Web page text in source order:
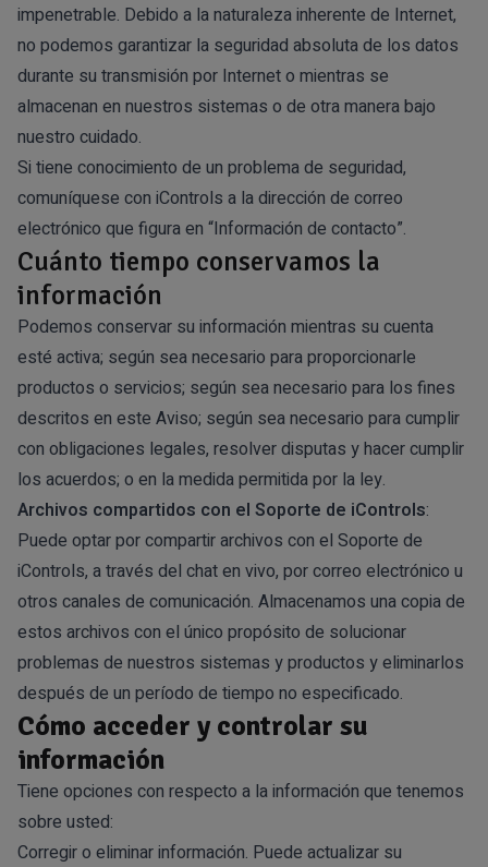
impenetrable. Debido a la naturaleza inherente de Internet,
no podemos garantizar la seguridad absoluta de los datos
durante su transmisión por Internet o mientras se
almacenan en nuestros sistemas o de otra manera bajo
nuestro cuidado.
Si tiene conocimiento de un problema de seguridad,
comuníquese con iControls a la dirección de correo
electrónico que figura en “Información de contacto”.
Cuánto tiempo conservamos la
información
Podemos conservar su información mientras su cuenta
esté activa; según sea necesario para proporcionarle
productos o servicios; según sea necesario para los fines
descritos en este Aviso; según sea necesario para cumplir
con obligaciones legales, resolver disputas y hacer cumplir
los acuerdos; o en la medida permitida por la ley.
Archivos compartidos con el Soporte de iControls:
Puede optar por compartir archivos con el Soporte de
iControls, a través del chat en vivo, por correo electrónico u
otros canales de comunicación. Almacenamos una copia de
estos archivos con el único propósito de solucionar
problemas de nuestros sistemas y productos y eliminarlos
después de un período de tiempo no especificado.
Cómo acceder y controlar su
información
Tiene opciones con respecto a la información que tenemos
sobre usted:
Corregir o eliminar información. Puede actualizar su